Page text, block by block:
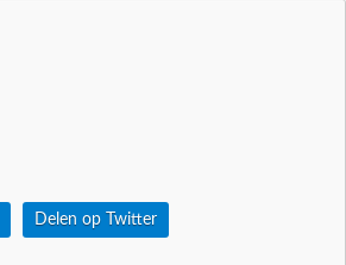
Delen op Twitter